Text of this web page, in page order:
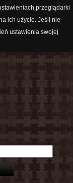
przeglądarki
ich użycie. Jeśli nie
ustawienia swojej